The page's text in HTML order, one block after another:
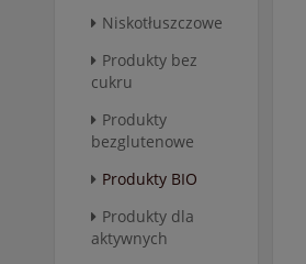
Niskotłuszczowe
Produkty bez
cukru
Produkty
bezglutenowe
Produkty BIO
Produkty dla
aktywnych